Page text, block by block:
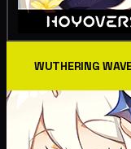
WUTHERING